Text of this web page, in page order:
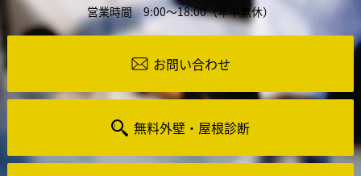
営業時間 9:00～18:00（年中無休）
お問い合わせ
無料外壁・屋根診断